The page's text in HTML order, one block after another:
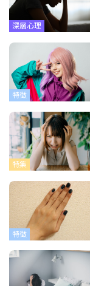
深層心理
特徴
特集
特徴